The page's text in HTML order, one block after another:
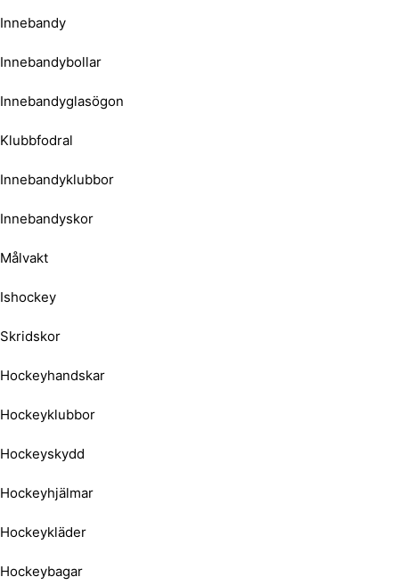
Innebandy
Innebandybollar
Innebandyglasögon
Klubbfodral
Innebandyklubbor
Innebandyskor
Målvakt
Ishockey
Skridskor
Hockeyhandskar
Hockeyklubbor
Hockeyskydd
Hockeyhjälmar
Hockeykläder
Hockeybagar